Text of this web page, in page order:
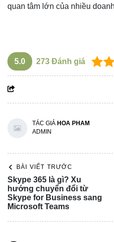
quan tâm lớn của nhiều
5.0 273 Đánh giá
TÁC GIẢ HOA PHAM
ADMIN
BÀI VIẾT TRƯỚC
Skype 365 là gì? Xu
hướng chuyển đổi từ
Skype for Business sang
Microsoft Teams